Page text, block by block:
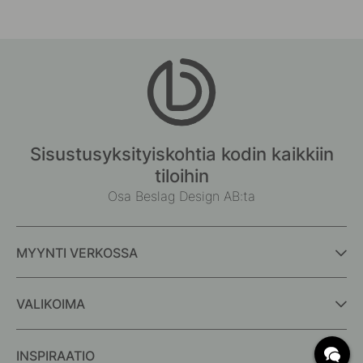
Sisustusyksityiskohtia kodin kaikkiin
tiloihin
Osa Beslag Design AB:ta
MYYNTI VERKOSSA
VALIKOIMA
INSPIRAATIO